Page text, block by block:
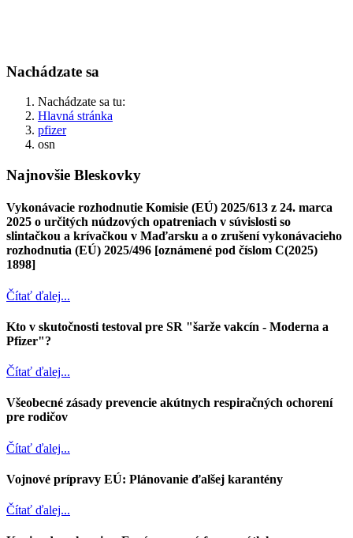
Nachádzate sa
Nachádzate sa tu:
Hlavná stránka
pfizer
osn
Najnovšie Bleskovky
Vykonávacie rozhodnutie Komisie (EÚ) 2025/613 z 24. marca
2025 o určitých núdzových opatreniach v súvislosti so
slintačkou a krívačkou v Maďarsku a o zrušení vykonávacieho
rozhodnutia (EÚ) 2025/496 [oznámené pod číslom C(2025)
1898]
Čítať ďalej...
Kto v skutočnosti testoval pre SR "šarže vakcín - Moderna a
Pfizer"?
Čítať ďalej...
Všeobecné zásady prevencie akútnych respiračných ochorení
pre rodičov
Čítať ďalej...
Vojnové prípravy EÚ: Plánovanie ďalšej karantény
Čítať ďalej...